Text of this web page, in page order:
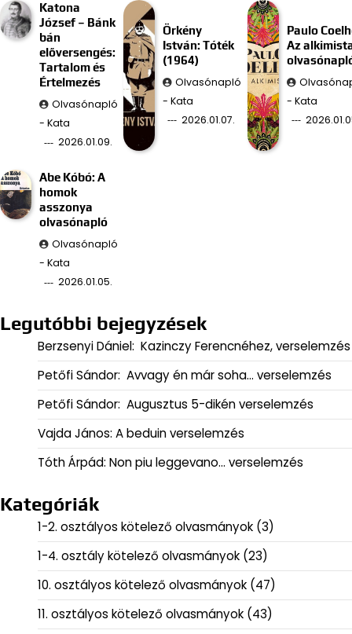
Katona
József – Bánk
bán
előversengés:
Tartalom és
Értelmezés
Olvasónapló
- Kata
2026.01.09.
Örkény
István: Tóték
(1964)
Olvasónapló
- Kata
2026.01.07.
Paulo
Az
- Kata
Abe Kóbó: A
homok
asszonya
olvasónapló
Olvasónapló
- Kata
2026.01.05.
Legutóbbi bejegyzések
Berzsenyi Dániel: Kazinczy Ferencnéhez, verselemzés
Petőfi Sándor: Avvagy én már soha… verselemzés
Petőfi Sándor: Augusztus 5-dikén verselemzés
Vajda János: A beduin verselemzés
Tóth Árpád: Non piu leggevano… verselemzés
Kategóriák
1-2. osztályos kötelező olvasmányok (3)
1-4. osztály kötelező olvasmányok (23)
10. osztályos kötelező olvasmányok (47)
11. osztályos kötelező olvasmányok (43)